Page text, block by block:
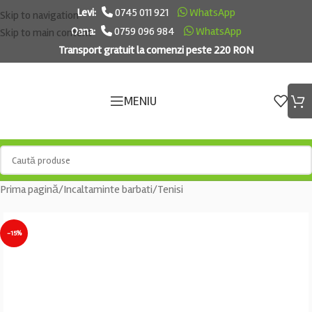
Skip to navigation
Skip to main content
Levi: 0745 011 921
WhatsApp
Oana:
0759 096 984
WhatsApp
Transport gratuit la comenzi peste 220 RON
MENIU
Prima pagină/Incaltaminte barbati/Tenisi
-15%